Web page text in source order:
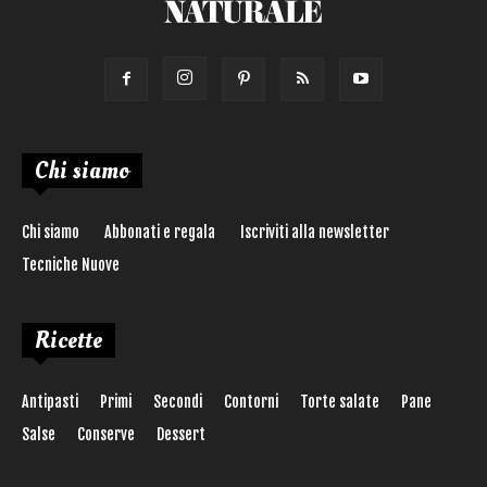
Chi siamo
Chi siamo Abbonati e regala
Iscriviti alla newsletter
Tecniche Nuove
Ricette
Antipasti Primi Secondi Contorni Torte salate
Pane
Salse
Conserve Dessert